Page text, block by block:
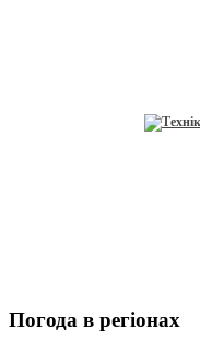
Погода в регіонах